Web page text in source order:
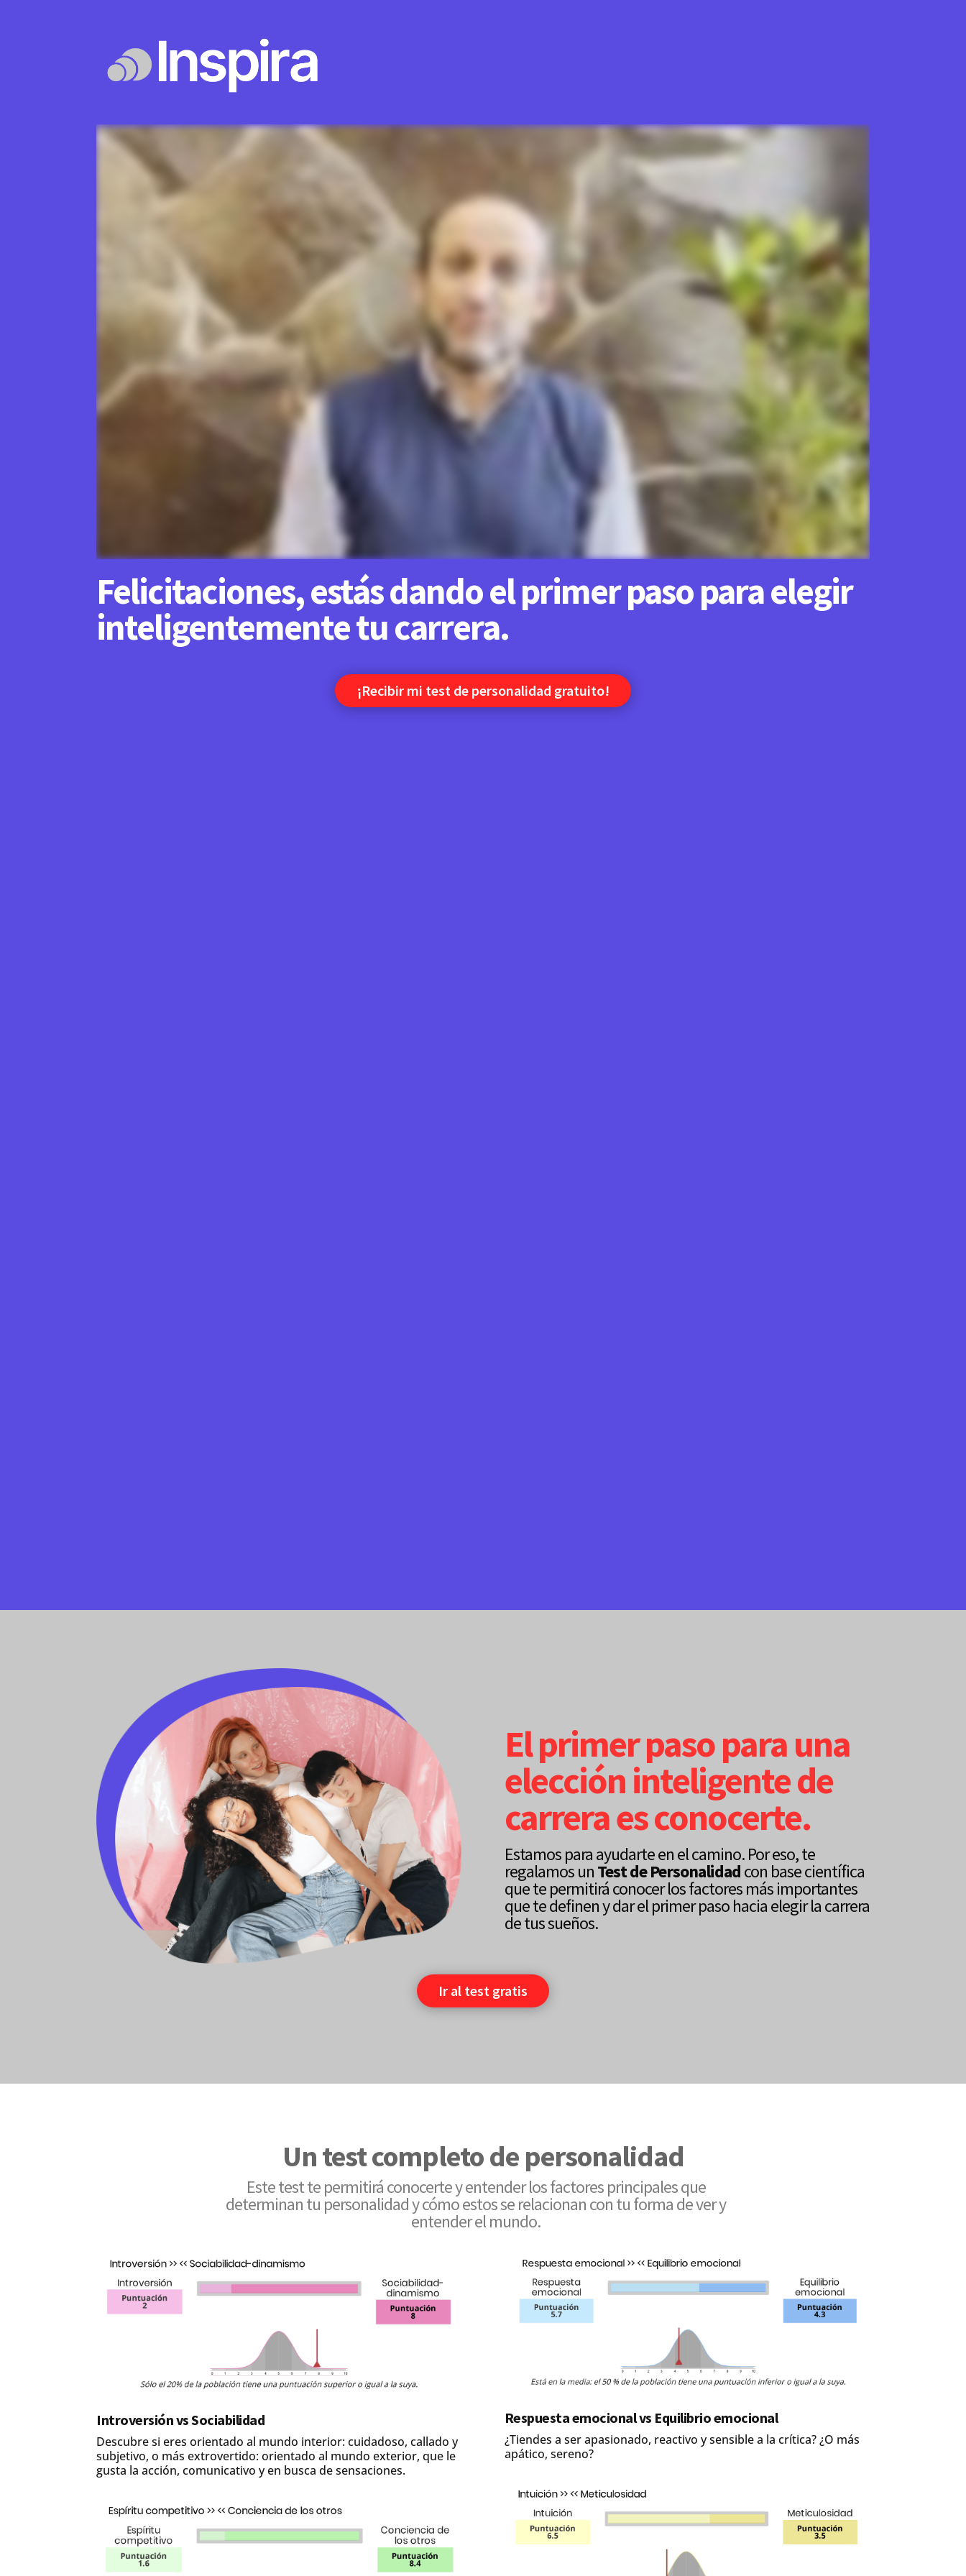
Felicitaciones, estás dando el primer paso para elegir
inteligentemente tu carrera.
¡Recibir mi test de personalidad gratuito!
El primer paso para una
elección inteligente de
carrera es conocerte.
Estamos para ayudarte en el camino. Por eso, te
regalamos unTest de Personalidadcon base científica
que te permitirá conocer los factores más importantes
que te definen y dar el primer paso hacia elegir la carrera
de tus sueños.
Ir al test gratis
Un test completo de personalidad
Este test te permitirá conocerte y entender los factores principales que
determinan tu personalidad y cómo estos se relacionan con tu forma de ver y
entender el mundo.
Introversión vs Sociabilidad
Descubre si eres orientado al mundo interior: cuidadoso, callado y
subjetivo, o más extrovertido: orientado al mundo exterior, que le
gusta la acción, comunicativo y en busca de sensaciones.
Respuesta emocional vs Equilibrio emocional
¿Tiendes a ser apasionado, reactivo y sensible a la crítica? ¿O más
apático, sereno?